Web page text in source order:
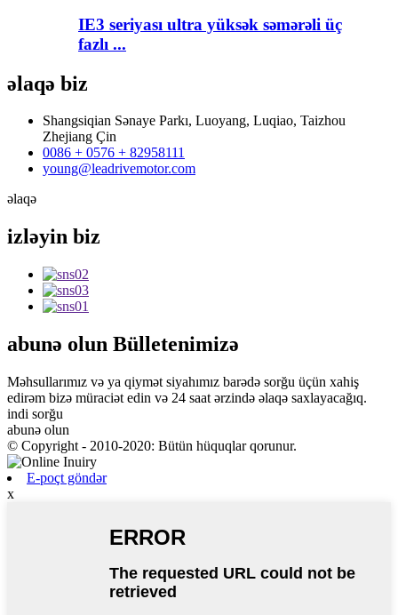
IE3 seriyası ultra yüksək səmərəli üç
fazlı ...
əlaqə biz
Shangsiqian Sənaye Parkı, Luoyang, Luqiao, Taizhou
Zhejiang Çin
0086 + 0576 + 82958111
young@leadrivemotor.com
əlaqə
izləyin biz
abunə olun Bülletenimizə
Məhsullarımız və ya qiymət siyahımız barədə sorğu üçün xahiş
edirəm bizə müraciət edin və 24 saat ərzində əlaqə saxlayacağıq.
indi sorğu
abunə olun
© Copyright - 2010-2020: Bütün hüquqlar qorunur.
E-poçt göndər
x